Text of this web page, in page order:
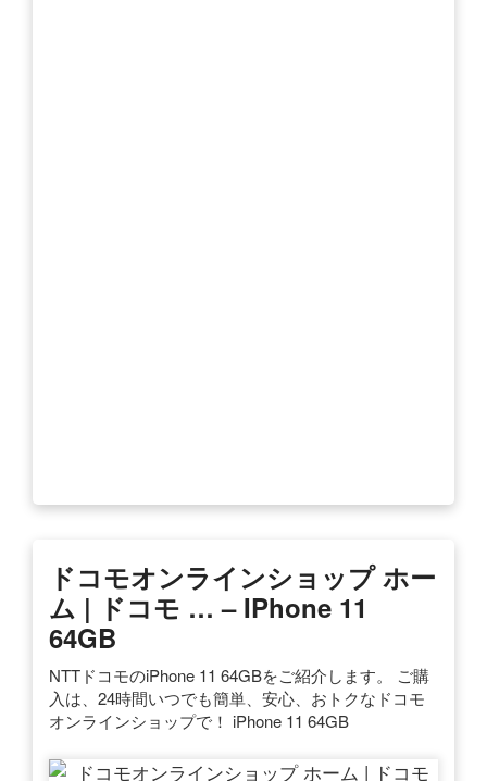
ドコモオンラインショップ ホー
ム | ドコモ … – IPhone 11
64GB
NTTドコモのiPhone 11 64GBをご紹介します。 ご購
入は、24時間いつでも簡単、安心、おトクなドコモ
オンラインショップで！ iPhone 11 64GB